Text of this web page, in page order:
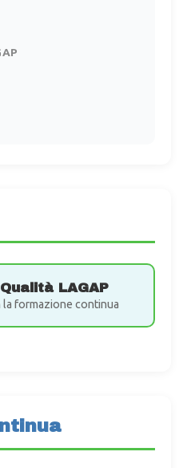
LAGAP
formazione continua